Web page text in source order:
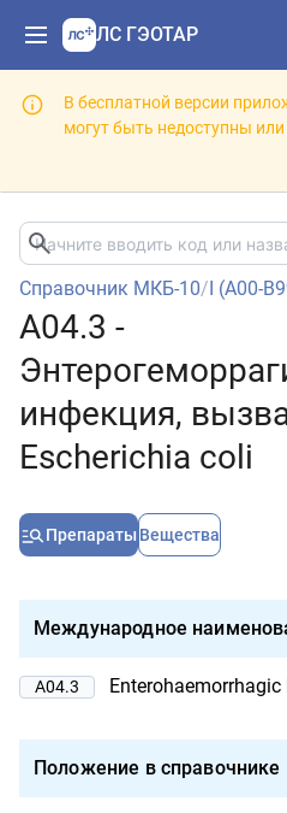
ЛС ГЭОТАР
В бесплатной версии
могут быть недоступны
Справочник МКБ-10/I (A00-
A04.3 -
инфекция,
Escherichia coli
Препараты Вещества
Международное
A04.3
Положение в справочнике